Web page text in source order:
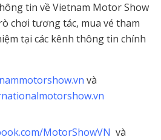
tin về Vietnam Motor Show
chơi tương tác, mua vé tham
tại các kênh thông tin chính
và
MotorShowVN và